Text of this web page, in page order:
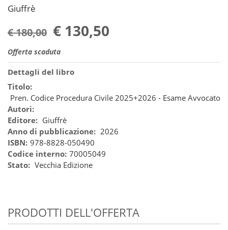
Giuffrè
€ 180,00 € 130,50
Offerta scaduta
Dettagli del libro
Titolo:
Pren. Codice Procedura Civile 2025+2026 - Esame Avvocato
Autori:
Editore: Giuffrè
Anno di pubblicazione: 2026
ISBN: 978-8828-050490
Codice interno: 70005049
Stato: Vecchia Edizione
PRODOTTI DELL'OFFERTA